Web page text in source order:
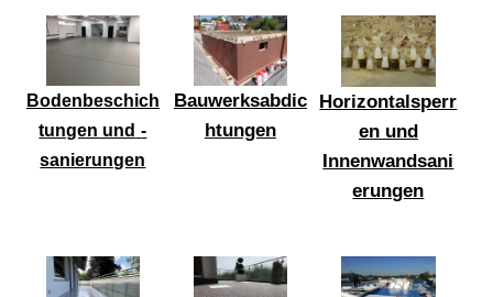
Bodenbeschich
tungen und -
sanierungen
Bauwerksabdic
htungen
Horizontalsperr
en und
Innenwandsani
erungen